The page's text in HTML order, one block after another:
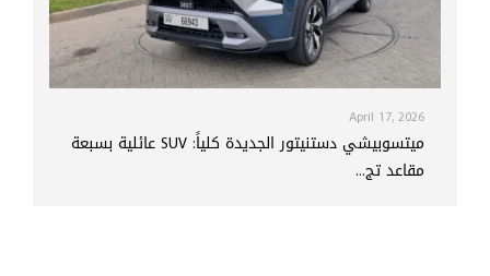
April 17, 2026
ميتسوبيشي دستنيتور الجديدة كلياً: SUV عائلية بسبعة
مقاعد تج...